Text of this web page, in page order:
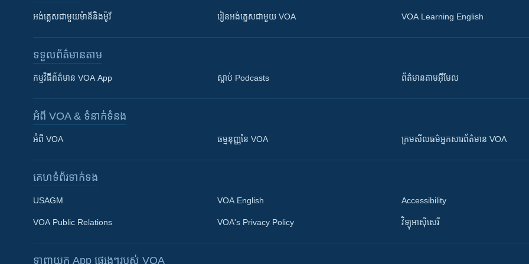
អង់គ្លេស​ជាមួយ​ម៉ានី​និង​ម៉ូរី រៀន​​​​​​អង់គ្លេស​​ជាមួយ VOA VOA Learning English
ទទួល​ព័ត៌មាន​តាម
កម្មវិធី​ព័ត៌មាន VOA App ស្តាប់ Podcasts ព័ត៌មាន​តាម​អ៊ីមែល
អំពី​ VOA & ទំនាក់ទំនង
អំពី​ VOA ធម្មនុញ្ញ​នៃ VOA ក្រម​​​សីលធម៌​​​អ្នក​​​សារព័ត៌មាន VOA
គេហទំព័រ​​ទាក់ទង
USAGM
VOA Public Relations
VOA English
VOA's Privacy Policy
Accessibility
វិទ្យុ​អាស៊ី​សេរី
ទាញយក​ App ផ្សេងៗ​របស់​ VOA